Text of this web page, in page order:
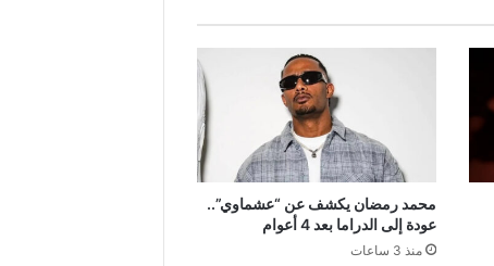
محمد رمضان يكشف عن “عشماوي”..
عودة إلى الدراما بعد 4 أعوام
منذ 3 ساعات